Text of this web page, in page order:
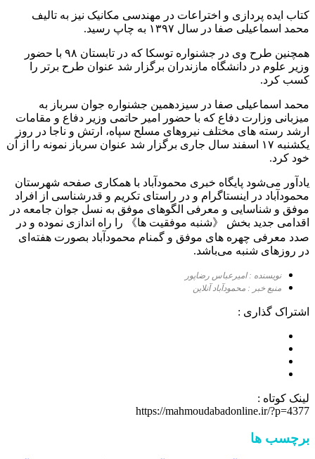
کتاب ایده پردازی و اختراعات در مهندسی مکانیک نیز به تالیف
محمد اسماعیلی صفا در سال ۱۳۹۷ به چاپ رسید.
همچنین طرح وی در جشنواره توسكا که در تابستان ۹۸ با حضور
وزير علوم در دانشگاه مازندران برگزار شد عنوان طرح برتر را
کسب کرد.
محمد اسماعیلی صفا در سيزدهمين جشنواره جوان سرباز به
ميزبانى وزارت دفاع که با حضور امير حاتمى وزير دفاع و مقامات
ارشد رسته هاى مختلف نيروهاى مسلح سپاه، ارتش و ناجا در روز
يكشنبه ١٧ اسفند سال جاری برگزار شد عنوان سرباز نمونه را از آن
خود کرد.
یادآور می‌شود پایگاه خبری محمودآباد با همکاری صفحه شهرستان
محمودآباد در اینستاگرام و در راستای تکریم و قدرشناسی از افراد
موفق و شناسایی و معرفی الگوهای موفق به نسل جوان جامعه در
اقدامی جدید بخش 《شنبه موفقیت ها》 را راه اندازی نموده و در
صدد معرفی چهره های موفق و گمنام محمودآباد بصورت هفته‌ای
در روزهای شنبه می‌باشد.
نویسنده : امیرعباس رضاپور
منبع خبر : محمودآباد آنلاین
اشتراک گذاری :
لینک کوتاه :
https://mahmoudabadonline.ir/?p=4377
برچسب ها